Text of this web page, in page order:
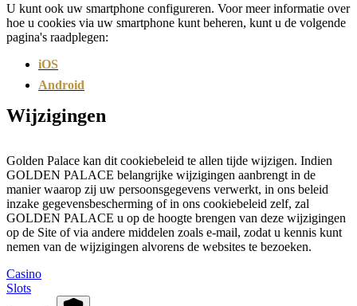
U kunt ook uw smartphone configureren. Voor meer informatie over
hoe u cookies via uw smartphone kunt beheren, kunt u de volgende
pagina's raadplegen:
iOS
Android
Wijzigingen
Golden Palace kan dit cookiebeleid te allen tijde wijzigen. Indien
GOLDEN PALACE belangrijke wijzigingen aanbrengt in de
manier waarop zij uw persoonsgegevens verwerkt, in ons beleid
inzake gegevensbescherming of in ons cookiebeleid zelf, zal
GOLDEN PALACE u op de hoogte brengen van deze wijzigingen
op de Site of via andere middelen zoals e-mail, zodat u kennis kunt
nemen van de wijzigingen alvorens de websites te bezoeken.
Casino
Slots